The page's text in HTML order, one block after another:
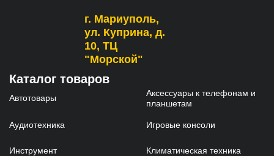
г. Мариуполь,
ул. Куприна, д.
10, ТЦ
"Морской"
Каталог товаров
Автотовары
Аксессуары к телефонам и
планшетам
Аудиотехника Игровые консоли
Инструмент Климатическая техника